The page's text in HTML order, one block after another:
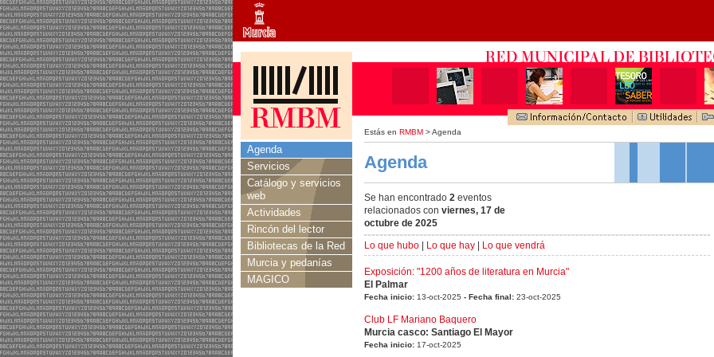
Estás en RMBM > Agenda
Agenda
Servicios
Catálogo y servicios
web
Actividades
Rincón del lector
Bibliotecas de la Red
Murcia y pedanías
MAGICO
Agenda
Se han encontrado 2 eventos
relacionados con viernes, 17 de
octubre de 2025
Lo que hubo
Lo que hay Lo que vendrá
Exposición: "1200 años de literatura en Murcia"
El Palmar
Fecha inicio: 13-oct-2025 - Fecha final: 23-oct-2025
Club LF Mariano Baquero
Murcia casco: Santiago El Mayor
Fecha inicio: 17-oct-2025